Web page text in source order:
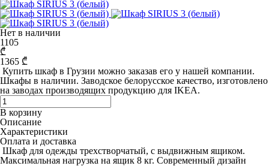
Нет в наличии
1105
₾
1365 ₾
Купить шкаф в Грузии можно заказав его у нашей компании.
Шкафы в наличии. Заводское белорусское качество, изготовлено
на заводах производящих продукцию для IKEA.
В корзину
Описание
Характеристики
Оплата и доставка
Шкаф для одежды трехстворчатый, с выдвижным ящиком.
Максимальная нагрузка на ящик 8 кг. Современный дизайн